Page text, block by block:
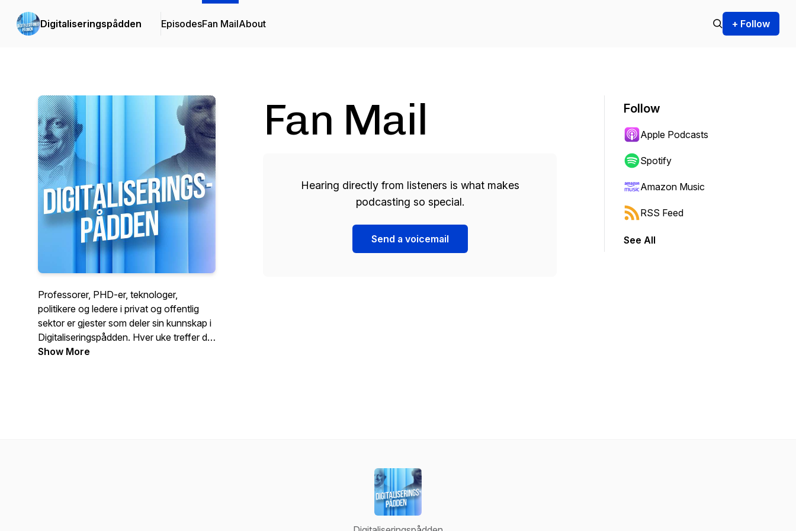
Digitaliseringspådden EpisodesFan MailAbout + Follow
Professorer, PHD-er, teknologer,
politikere og ledere i privat og offentlig
sektor er gjester som deler sin kunnskap i
Digitaliseringspådden. Hver uke treffer du
en ny gjest som gir deg ny kunnskap om
Show More
Fan Mail
Hearing directly from listeners is what makes
podcasting so special.
Send a voicemail
Follow
Apple Podcasts
Spotify
Amazon Music
RSS Feed
See All